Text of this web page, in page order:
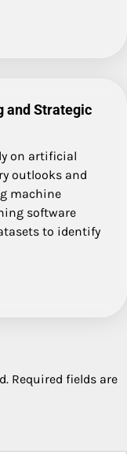
and Strategic
on artificial
outlooks and
machine
software
to identify
Required fields are